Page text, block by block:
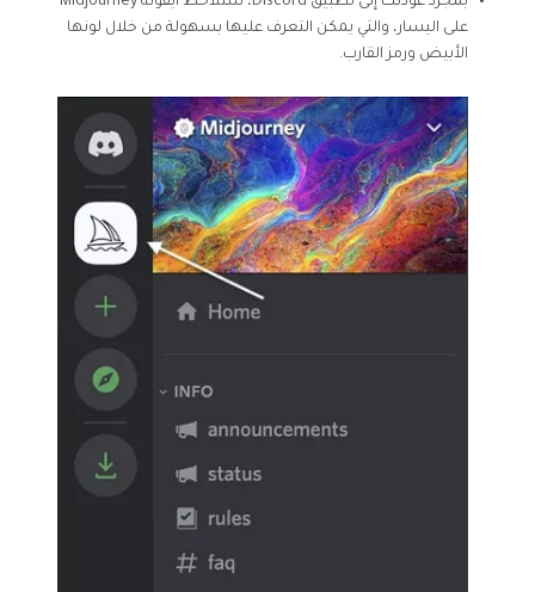
على اليسار، والتي يمكن التعرف عليها بسهولة من خلال لونها
الأبيض ورمز القارب.